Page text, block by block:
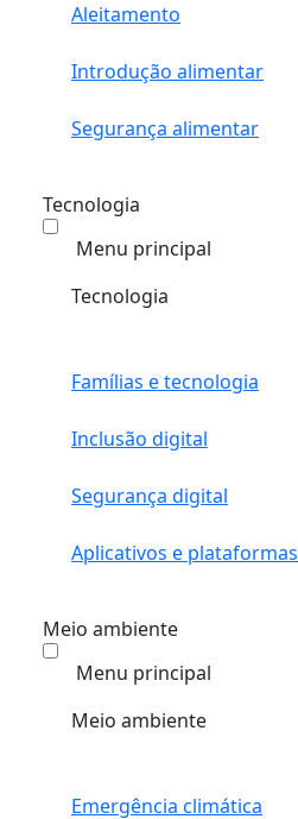
Aleitamento
Introdução alimentar
Segurança alimentar
Tecnologia
Menu principal
Tecnologia
Famílias e tecnologia
Inclusão digital
Segurança digital
Aplicativos e plataformas
Meio ambiente
Menu principal
Meio ambiente
Emergência climática